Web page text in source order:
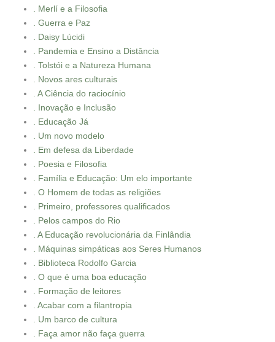
. Merlí e a Filosofia
. Guerra e Paz
. Daisy Lúcidi
. Pandemia e Ensino a Distância
. Tolstói e a Natureza Humana
. Novos ares culturais
. A Ciência do raciocínio
. Inovação e Inclusão
. Educação Já
. Um novo modelo
. Em defesa da Liberdade
. Poesia e Filosofia
. Família e Educação: Um elo importante
. O Homem de todas as religiões
. Primeiro, professores qualificados
. Pelos campos do Rio
. A Educação revolucionária da Finlândia
. Máquinas simpáticas aos Seres Humanos
. Biblioteca Rodolfo Garcia
. O que é uma boa educação
. Formação de leitores
. Acabar com a filantropia
. Um barco de cultura
. Faça amor não faça guerra